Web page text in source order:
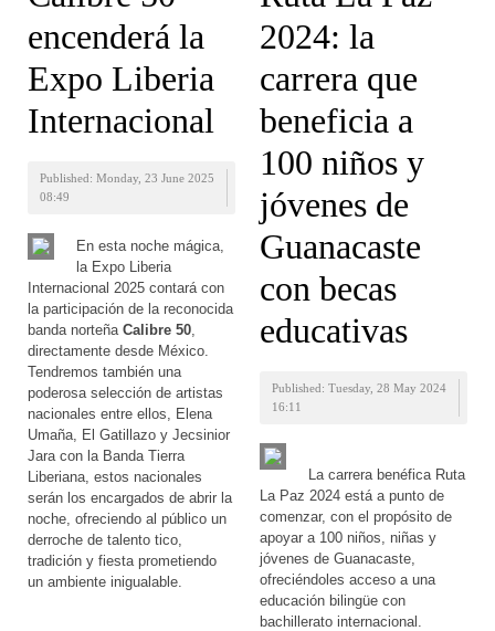
encenderá la
Expo Liberia
Internacional
Published: Monday, 23 June 2025
08:49
En esta noche mágica,
la Expo Liberia
Internacional 2025 contará con
la participación de la reconocida
banda norteña Calibre 50
directamente desde México.
Tendremos también una
poderosa selección de artistas
nacionales entre ellos, Elena
Umaña, El Gatillazo y Jecsinior
Jara con la Banda Tierra
Liberiana, estos nacionales
serán los encargados de abrir la
noche, ofreciendo al público un
derroche de talento tico,
tradición y fiesta prometiendo
un ambiente inigualable.
2024: la
carrera que
beneficia a
100 niños y
jóvenes de
Guanacaste
con becas
educativas
Published: Tuesday, 28 May 2024
16:11
La carrera benéfica Ruta
La Paz 2024 está a punto de
comenzar, con el propósito de
apoyar a 100 niños, niñas y
jóvenes de Guanacaste,
ofreciéndoles acceso a una
educación bilingüe con
bachillerato internacional.